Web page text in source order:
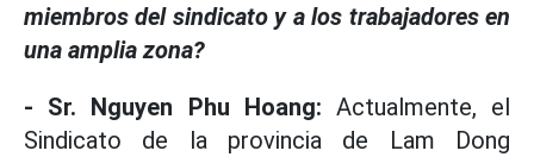
miembros del sindicato y a los trabajadores en
una amplia zona?
- Sr. Nguyen Phu Hoang: Actualmente, el
Sindicato de la provincia de Lam Dong